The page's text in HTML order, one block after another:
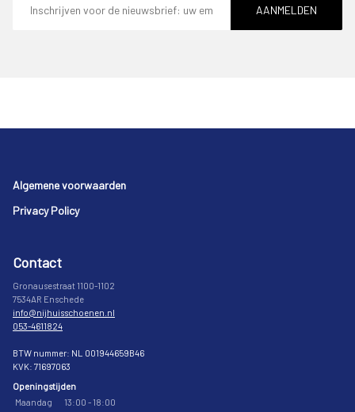
mailadres
AANMELDEN
Footer
Algemene voorwaarden
Privacy Policy
Contact
Gronausestraat 1100-1102
7534AR Enschede
info@nijhuisschoenen.nl
053-4611824
BTW nummer: NL 001944659B46
KVK: 71697063
Openingstijden
Maandag
13:00 - 18:00